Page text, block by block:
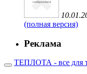
(полная версия)
Реклама
ТЕПЛОТА - все для